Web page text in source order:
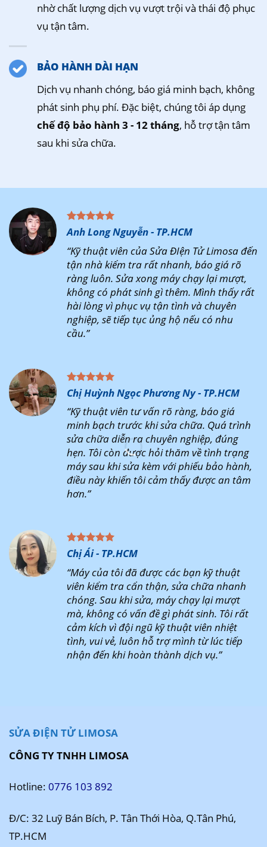
nhờ chất lượng dịch vụ vượt trội và thái độ phục
vụ tận tâm.
BẢO HÀNH DÀI HẠN
Dịch vụ nhanh chóng, báo giá minh bạch, không
phát sinh phụ phí. Đặc biệt, chúng tôi áp dụng
chế độ bảo hành 3 - 12 tháng, hỗ trợ tận tâm
sau khi sửa chữa.
Anh Long Nguyễn - TP.HCM
“Kỹ thuật viên của Sửa ĐIện Tử Limosa đến
tận nhà kiểm tra rất nhanh, báo giá rõ
ràng luôn. Sửa xong máy chạy lại mượt,
không có phát sinh gì thêm. Mình thấy rất
hài lòng vì phục vụ tận tình và chuyên
nghiệp, sẽ tiếp tục ủng hộ nếu có nhu
cầu.”
Chị Huỳnh Ngọc Phương Ny - TP.HCM
“Kỹ thuật viên tư vấn rõ ràng, báo giá
minh bạch trước khi sửa chữa. Quá trình
sửa chữa diễn ra chuyên nghiệp, đúng
hẹn. Tôi còn được hỏi thăm về tình trạng
máy sau khi sửa kèm với phiếu bảo hành,
điều này khiến tôi cảm thấy được an tâm
hơn.”
Chị Ái - TP.HCM
“Máy của tôi đã được các bạn kỹ thuật
viên kiểm tra cẩn thận, sửa chữa nhanh
chóng. Sau khi sửa, máy chạy lại mượt
mà, không có vấn đề gì phát sinh. Tôi rất
cảm kích vì đội ngũ kỹ thuật viên nhiệt
tình, vui vẻ, luôn hỗ trợ mình từ lúc tiếp
nhận đến khi hoàn thành dịch vụ.”
SỬA ĐIỆN TỬ LIMOSA
CÔNG TY TNHH LIMOSA
Hotline: 0776 103 892
Đ/C: 32 Luỹ Bán Bích, P. Tân Thới Hòa, Q.Tân Phú,
TP.HCM